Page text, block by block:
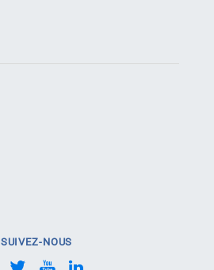
SUIVEZ-NOUS